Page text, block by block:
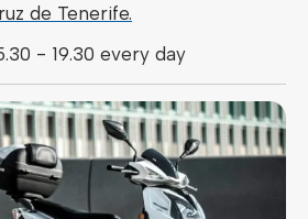
de Tenerife.
- 19.30 every day